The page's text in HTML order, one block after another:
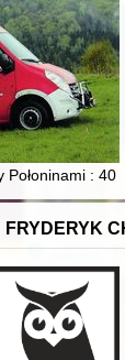
Połoninami :
FRYDERYK